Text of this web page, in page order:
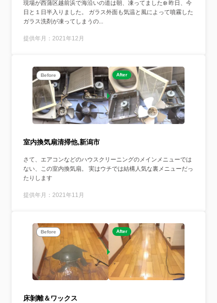
現場が西蒲区越前浜で海沿いの道は朝、凍ってました❄️ 昨日、今
日と１日半入りました。 ガラス外面も気温と風によって噴霧した
ガラス洗剤が凍ってしまうの...
提供年月：2021年12月
Before After
室内換気扇清掃他,新潟市
さて、エアコンなどのハウスクリーニングのメインメニューでは
ない、この室内換気扇。 実はウチでは結構人気な裏メニューだっ
たりします
提供年月：2021年11月
Before After
床剝離＆ワックス